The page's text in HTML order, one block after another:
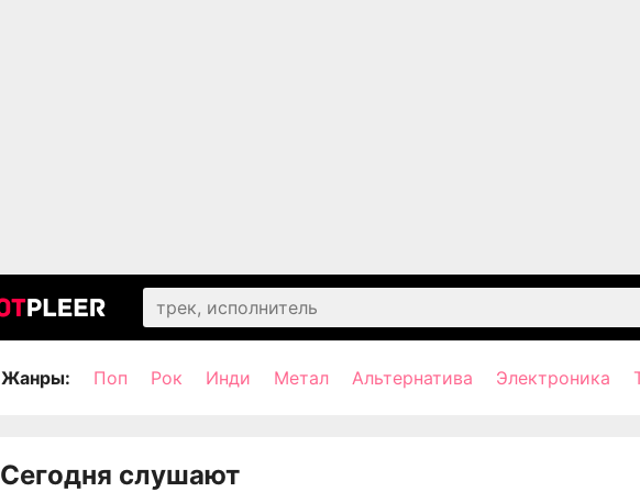
Жанры: Поп Рок Инди Метал Альтернатива Электроника
Сегодня слушают